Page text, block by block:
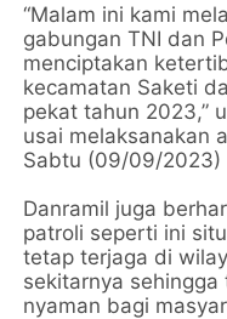
“Malam ini kami
gabungan TNI dan
menciptakan
kecamatan Saketi
pekat tahun 2023,”
usai melaksanakan
Sabtu (09/09/2023)
Danramil juga
patroli seperti ini
tetap terjaga di
sekitarnya
nyaman bagi